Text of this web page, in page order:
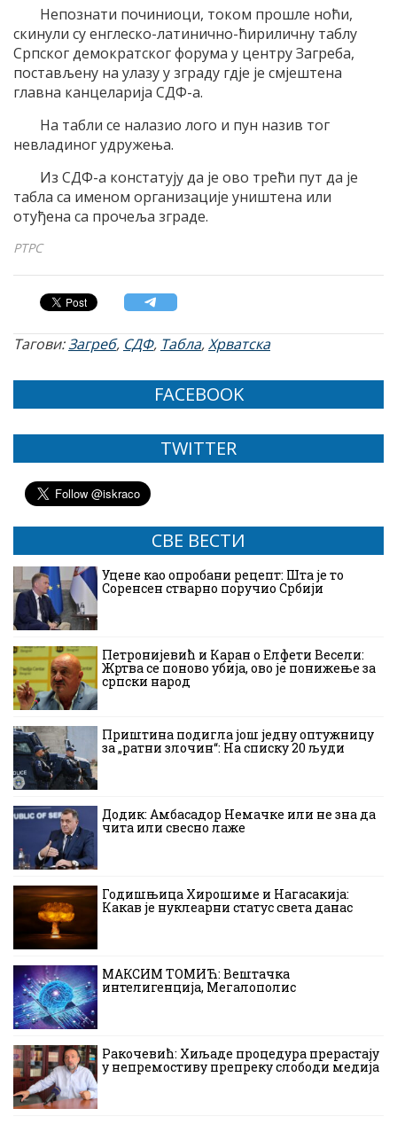
Непознати починиоци, током прошле ноћи,
скинули су енглеско-латинично-ћириличну таблу
Српског демократског форума у центру Загреба,
постављену на улазу у зграду гдје је смјештена
главна канцеларија СДФ-а.
На табли се налазио лого и пун назив тог
невладиног удружења.
Из СДФ-а констатују да је ово трећи пут да је
табла са именом организације уништена или
отуђена са прочеља зграде.
РТРС
Тагови:Загреб, СДФ, Табла,Хрватска
FACEBOOK
TWITTER
СВЕ ВЕСТИ
Уцене као опробани рецепт: Шта је то
Соренсен стварно поручио Србији
Петронијевић и Каран о Елфети Весели:
Жртва се поново убија, ово је понижење за
српски народ
Приштина подигла још једну оптужницу
за „ратни злочин“: На списку 20 људи
Додик: Амбасадор Немачке или не зна да
чита или свесно лаже
Годишњица Хирошиме и Нагасакија:
Какав је нуклеарни статус света данас
МАКСИМ ТОМИЋ: Вештачка
интелигенција, Мегалополис
Ракочевић: Хиљаде процедура прерастају
у непремостиву препреку слободи медија